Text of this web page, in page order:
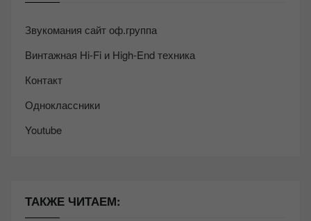
Звукомания сайт оф.группа
Винтажная Hi-Fi и High-End техника
Контакт
Одноклассники
Youtube
ТАКЖЕ ЧИТАЕМ: